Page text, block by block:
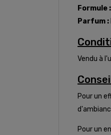
Formule :
Parfum :
Vendu à
Pour un
Pour un